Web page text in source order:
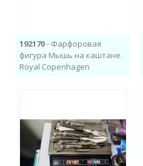
192170- Фарфоровая
фигура Мышь на каштане.
Royal Copenhagen